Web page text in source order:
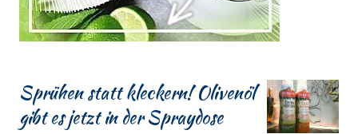
Sprühen statt kleckern! Olivenöl
gibt es jetzt in der Spraydose